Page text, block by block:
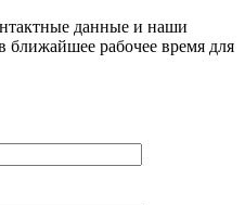
данные и наши
ближайшее рабочее время для